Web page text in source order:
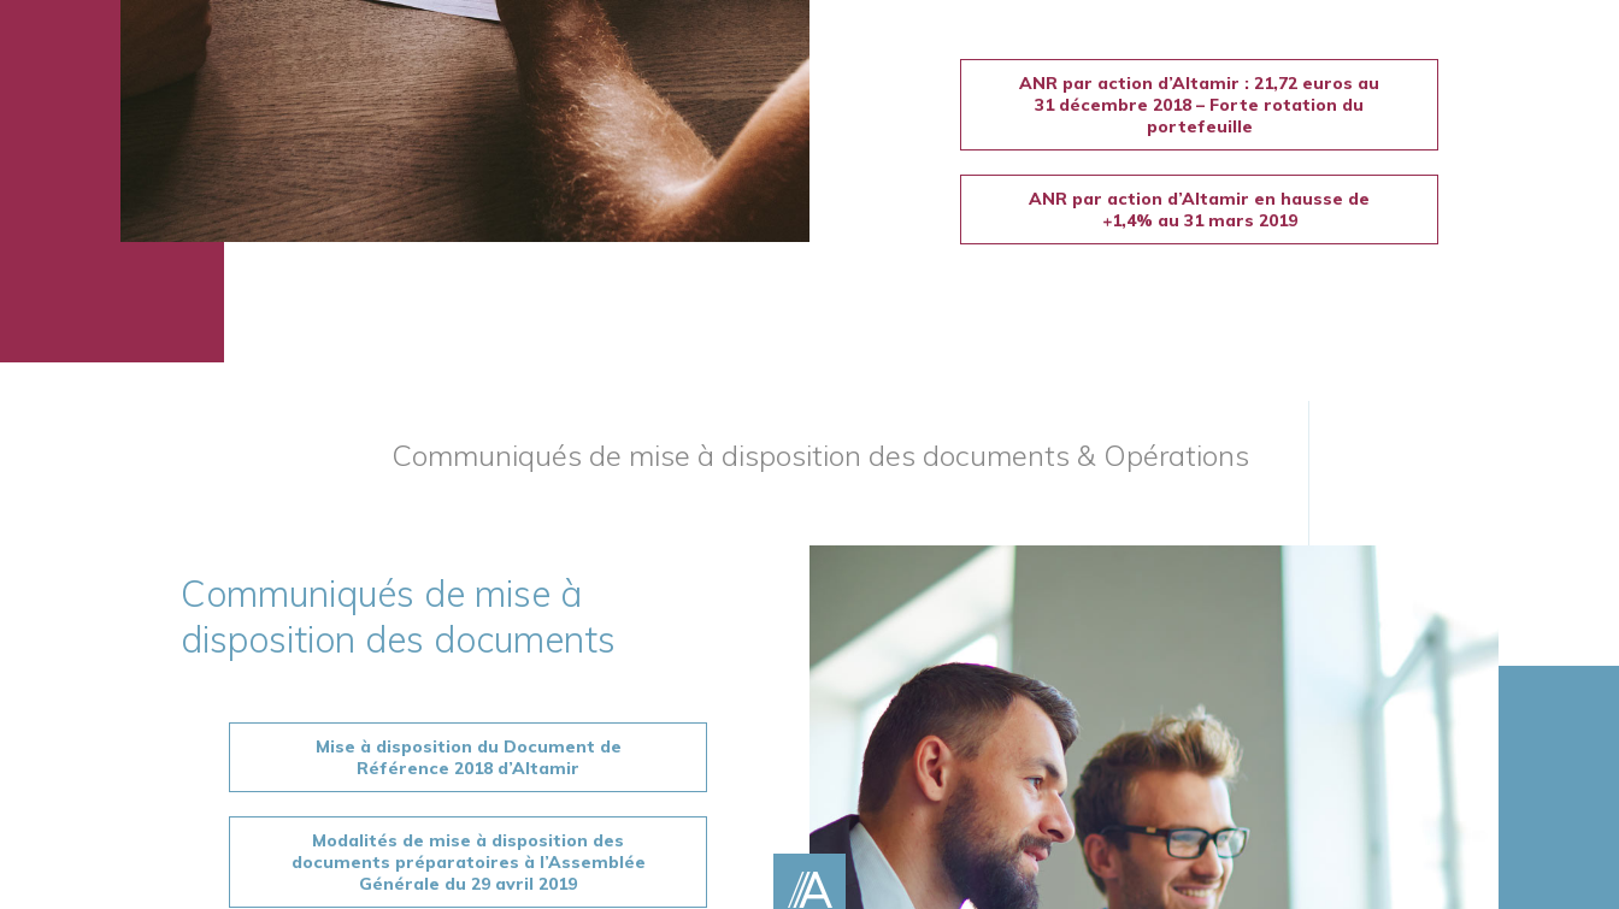
ANR par action d’Altamir : 21,72 euros au
31 décembre 2018 – Forte rotation du
portefeuille
ANR par action d’Altamir en hausse de
+1,4% au 31 mars 2019
Communiqués de mise à disposition des documents & Opérations
Communiqués de mise à
disposition des documents
Mise à disposition du Document de
Référence 2018 d’Altamir
Modalités de mise à disposition des
documents préparatoires à l’Assemblée
Générale du 29 avril 2019